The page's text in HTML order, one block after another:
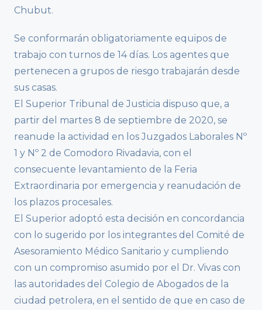
Chubut.
Se conformarán obligatoriamente equipos de
trabajo con turnos de 14 días. Los agentes que
pertenecen a grupos de riesgo trabajarán desde
sus casas.
El Superior Tribunal de Justicia dispuso que, a
partir del martes 8 de septiembre de 2020, se
reanude la actividad en los Juzgados Laborales Nº
1 y Nº 2 de Comodoro Rivadavia, con el
consecuente levantamiento de la Feria
Extraordinaria por emergencia y reanudación de
los plazos procesales.
El Superior adoptó esta decisión en concordancia
con lo sugerido por los integrantes del Comité de
Asesoramiento Médico Sanitario y cumpliendo
con un compromiso asumido por el Dr. Vivas con
las autoridades del Colegio de Abogados de la
ciudad petrolera, en el sentido de que en caso de